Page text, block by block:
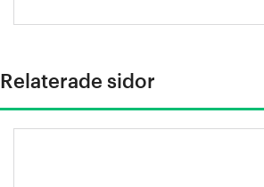
Relaterade sidor